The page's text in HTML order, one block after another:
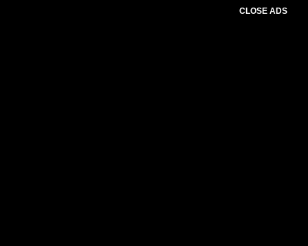
CLOSE ADS